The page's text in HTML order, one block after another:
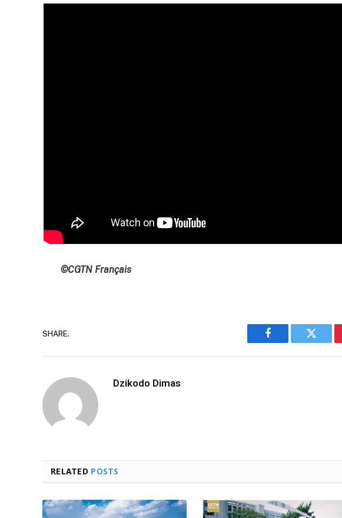
©CGTN Français
SHARE.
Facebook Twitter
Dzikodo Dimas
RELATED POSTS